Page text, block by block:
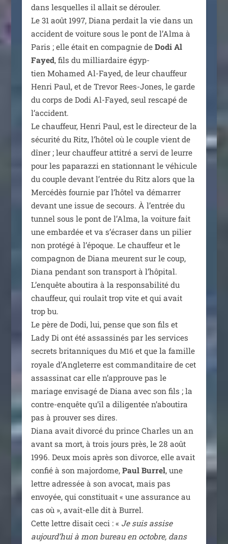
dans les­quelles il allait se dérou­ler.
Le 31 août 1997, Diana per­dait la vie dans un
acci­dent de voi­ture sous le pont de l’Alma à
Paris ; elle était en com­pa­gnie de Dodi Al
Fayed, fils du mil­liar­daire égyp­
tien Mohamed Al-Fayed, de leur chauf­feur
Henri Paul, et de Trevor Rees-Jones, le garde
du corps de Dodi Al-Fayed, seul res­ca­pé de
l’accident.
Le chauf­feur, Henri Paul, est le direc­teur de la
sécu­ri­té du Ritz, l’hôtel où le couple vient de
dîner ; leur chauf­feur atti­tré a ser­vi de leurre
pour les papa­raz­zi en sta­tion­nant le véhi­cule
du couple devant l’entrée du Ritz alors que la
Mercédès four­nie par l’hôtel va démar­rer
devant une issue de secours. À l’entrée du
tun­nel sous le pont de l’Alma, la voi­ture fait
une embar­dée et va s’écraser dans un pilier
non pro­té­gé à l’époque. Le chauf­feur et le
com­pa­gnon de Diana meurent sur le coup,
Diana pen­dant son trans­port à l’hôpital.
L’enquête abou­ti­ra à la res­pon­sa­bi­li­té du
chauf­feur, qui rou­lait trop vite et qui avait
trop bu.
Le père de Dodi, lui, pense que son fils et
Lady Di ont été assas­si­nés par les ser­vices
secrets bri­tan­niques du M16et que la famille
royale d’Angleterre est com­man­di­taire de cet
assas­si­nat car elle n’approuve pas le
mariage envi­sa­gé de Diana avec son fils ; la
contre-enquête qu’il a dili­gen­tée n’aboutira
pas à prou­ver ses dires.
Diana avait divor­cé du prince Charles un an
avant sa mort, à trois jours près, le 28 août
1996. Deux mois après son divorce, elle avait
confié à son major­dome, Paul Burrel, une
lettre adres­sée à son avo­cat, mais pas
envoyée, qui consti­tuait « une assu­rance au
cas où », avait-elle dit à Burrel.
Cette lettre disait ceci : « Je suis assise
aujourd’­hui à mon bureau en octobre, dans